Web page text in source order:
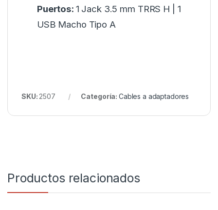
Puertos: 1 Jack 3.5 mm TRRS H | 1
USB Macho Tipo A
SKU:2507 Categoría: Cables a adaptadores
Productos relacionados